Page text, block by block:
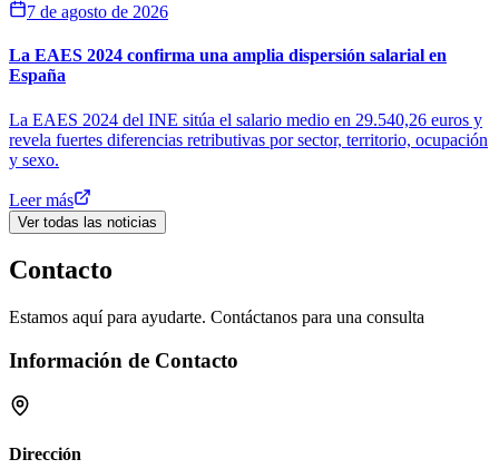
7 de agosto de 2026
La EAES 2024 confirma una amplia dispersión salarial en
España
La EAES 2024 del INE sitúa el salario medio en 29.540,26 euros y
revela fuertes diferencias retributivas por sector, territorio, ocupación
y sexo.
Leer más
Ver todas las noticias
Contacto
Estamos aquí para ayudarte. Contáctanos para una consulta
Información de Contacto
Dirección